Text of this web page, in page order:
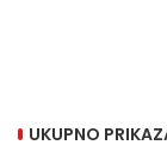
UKUPNO